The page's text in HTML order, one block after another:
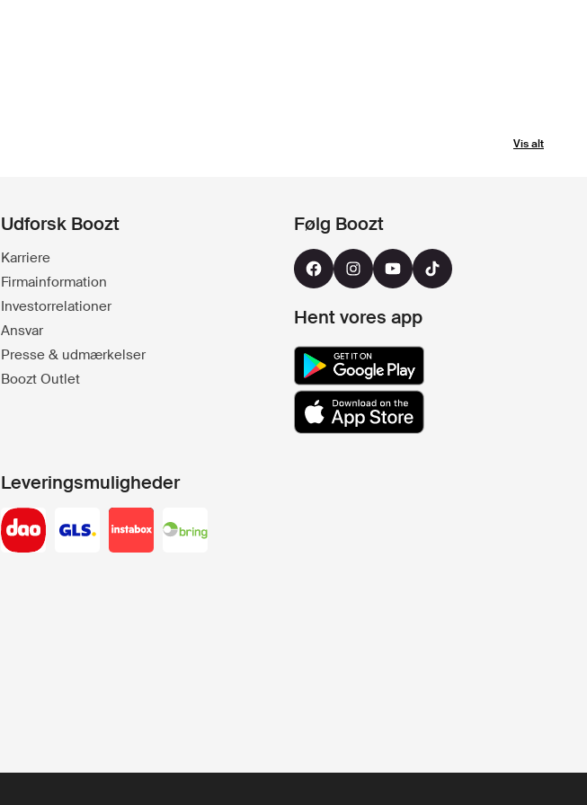
Vis alt
Udforsk Boozt
Karriere
Firmainformation
Investorrelationer
Ansvar
Presse & udmærkelser
Boozt Outlet
Følg Boozt
Hent vores app
Leveringsmuligheder